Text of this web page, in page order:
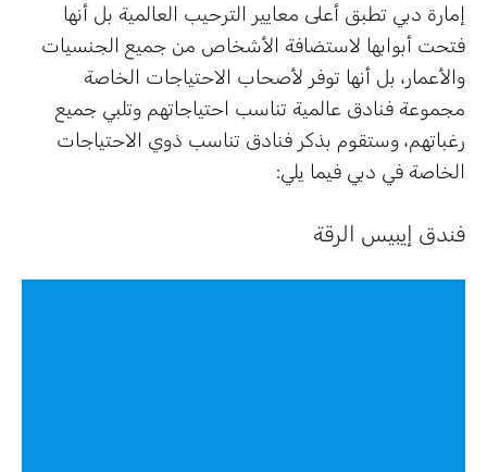
إمارة دبي تطبق أعلى معايير الترحيب العالمية بل أنها
فتحت أبوابها لاستضافة الأشخاص من جميع الجنسيات
والأعمار، بل أنها توفر لأصحاب الاحتياجات الخاصة
مجموعة فنادق عالمية تناسب احتياجاتهم وتلبي جميع
رغباتهم، وستقوم بذكر فنادق تناسب ذوي الاحتياجات
الخاصة في دبي فيما يلي:
فندق إيبيس الرقة